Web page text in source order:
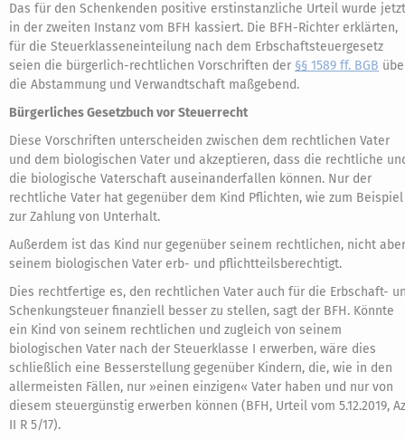
Das für den Schenkenden positive erstinstanzliche Urteil wurde jetzt
in der zweiten Instanz vom BFH kassiert. Die BFH-Richter erklärten,
für die Steuerklasseneinteilung nach dem Erbschaftsteuergesetz
seien die bürgerlich-rechtlichen Vorschriften der §§ 1589 ff. BGB
die Abstammung und Verwandtschaft maßgebend.
Bürgerliches Gesetzbuch vor Steuerrecht
Diese Vorschriften unterscheiden zwischen dem rechtlichen Vater
und dem biologischen Vater und akzeptieren, dass die rechtliche
die biologische Vaterschaft auseinanderfallen können. Nur der
rechtliche Vater hat gegenüber dem Kind Pflichten, wie zum Beispiel
zur Zahlung von Unterhalt.
Außerdem ist das Kind nur gegenüber seinem rechtlichen, nicht aber
seinem biologischen Vater erb- und pflichtteilsberechtigt.
Dies rechtfertige es, den rechtlichen Vater auch für die Erbschaft-
Schenkungsteuer finanziell besser zu stellen, sagt der BFH. Könnte
ein Kind von seinem rechtlichen und zugleich von seinem
biologischen Vater nach der Steuerklasse I erwerben, wäre dies
schließlich eine Besserstellung gegenüber Kindern, die, wie in den
allermeisten Fällen, nur »einen einzigen« Vater haben und nur von
diesem steuergünstig erwerben können (BFH, Urteil vom 5.12.2019,
II R 5/17).